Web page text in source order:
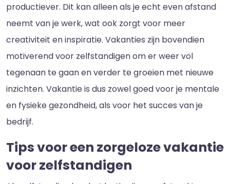
productiever. Dit kan alleen als je echt even afstand
neemt van je werk, wat ook zorgt voor meer
creativiteit en inspiratie. Vakanties zijn bovendien
motiverend voor zelfstandigen om er weer vol
tegenaan te gaan en verder te groeien met nieuwe
inzichten. Vakantie is dus zowel goed voor je mentale
en fysieke gezondheid, als voor het succes van je
bedrijf.
Tips voor een zorgeloze vakantie
voor zelfstandigen